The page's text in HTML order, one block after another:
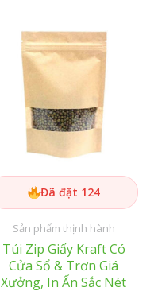
Đã đặt 124
Sản phẩm thịnh hành
Túi Zip Giấy Kraft Có
Cửa Sổ & Trơn Giá
Xưởng, In Ấn Sắc Nét